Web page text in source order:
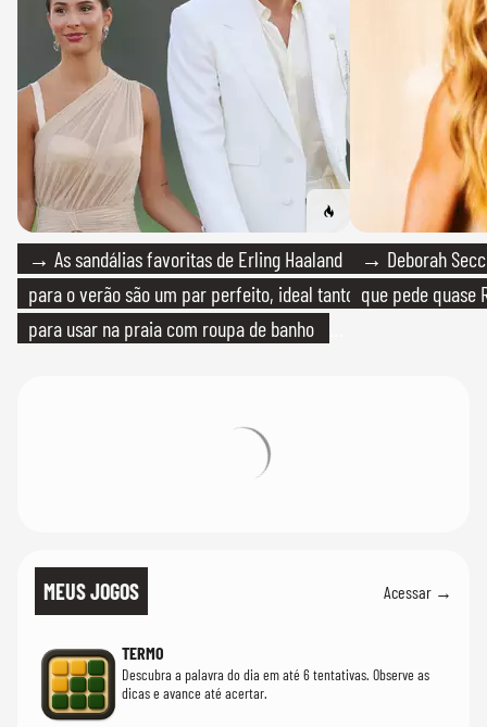
→ As sandálias favoritas de Erling Haaland
para o verão são um par perfeito, ideal tanto
para usar na praia com roupa de banho
→ Deborah
que pede quase
MEUS JOGOS Acessar →
TERMO
Descubra a palavra do dia em até 6 tentativas. Observe as
dicas e avance até acertar.